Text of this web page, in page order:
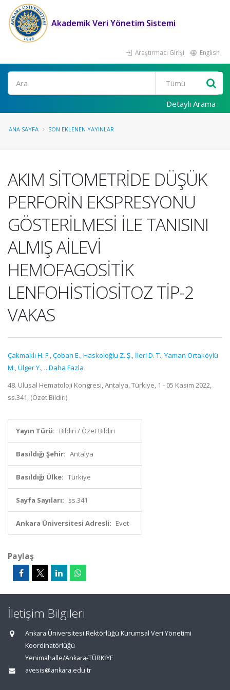
Akademik Veri Yönetim Sistemi
Araştırmacı Girişi English
Ara
Detaylı Arama
ANA SAYFA SON EKLENEN YAYINLAR
AKIM SİTOMETRİDE DÜŞÜK
PERFORİN EKSPRESYONU
GÖSTERİLMESİ İLE TANISINI
ALMIŞ AİLEVİ
HEMOFAGOSİTİK
LENFOHİSTİOSİTOZ TİP-2
VAKAS
Çakmaklı H. F.,Çoban E.,Haskoloğlu Z. Ş., İleri D. T.,Yaman Ortaköylü
M.,Ülger Y., ...Daha Fazla
48. Ulusal Hematoloji Kongresi, Antalya, Türkiye, 1 - 05 Kasım 2022,
ss.341, (Özet Bildiri)
Yayın Türü: Bildiri / Özet Bildiri
Basıldığı Şehir: Antalya
Basıldığı Ülke: Türkiye
Sayfa Sayıları: ss.341
Ankara Üniversitesi Adresli: Evet
Paylaş
İletişim Bilgileri
Ankara Üniversitesi Rektörlüğü Kurumsal Veri Yönetimi
Koordinatörlüğü
Yenimahalle/Ankara-TÜRKİYE
avesis@ankara.edu.tr